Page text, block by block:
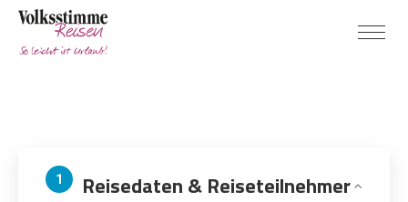
1 Reisedaten & Reiseteilnehmer